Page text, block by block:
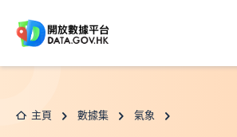
主頁 數據集 氣象